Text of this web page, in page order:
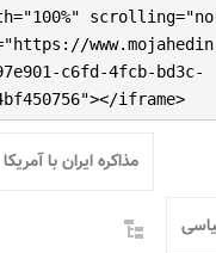
c6fd-4fcb-bd3c-
iframe>
مذاکره ایران با آمریکا